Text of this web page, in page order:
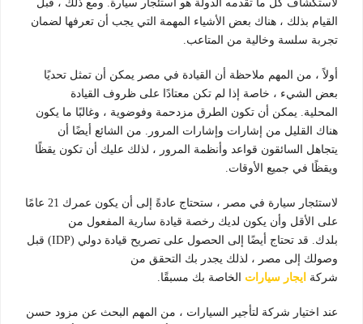
لاستكشاف كل ما تقدمه الدولة هو استئجار سيارة. ومع ذلك ، قبل
القيام بذلك ، هناك بعض الأشياء المهمة التي يجب أن تعرفها لضمان
تجربة سلسة وخالية من المتاعب.
أولاً ، من المهم ملاحظة أن القيادة في مصر يمكن أن تمثل تحديًا
بعض الشيء ، خاصة إذا لم تكن معتادًا على ظروف القيادة
المحلية. يمكن أن تكون الطرق مزدحمة وفوضوية ، وغالبًا ما يكون
هناك القليل من إشارات وإشارات المرور. من الشائع أيضًا أن
يتجاهل السائقون قواعد وأنظمة المرور ، لذلك عليك أن تكون يقظًا
ويقظًا في جميع الأوقات.
لاستئجار سيارة في مصر ، ستحتاج عادةً إلى أن يكون عمرك 21 عامًا
على الأقل وأن يكون لديك رخصة قيادة سارية المفعول من
بلدك. قد تحتاج أيضًا إلى الحصول على تصريح قيادة دولي (IDP) قبل
وصولك إلى مصر ، لذلك يجدر بك التحقق من
شركة ايجار سيارات الخاصة بك مسبقًا.
عند اختيار شركة لتأجير السيارات ، من المهم البحث عن مزود حسن